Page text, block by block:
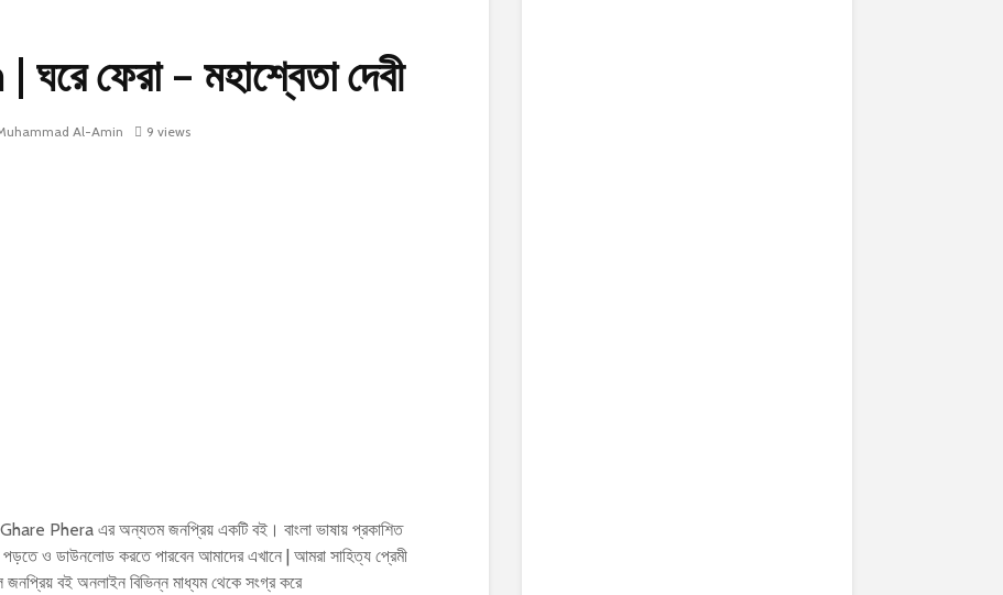
ফেরা – মহাশ্বেতা দেবী
Al-Amin 9 views
Phera এর অন্যতম জনপ্রিয় একটি বই। বাংলা ভাষায় প্রকাশিত
ও ডাউনলোড করতে পারবেন আমাদের এখানে | আমরা সাহিত্য প্রেমী
বই অনলাইন বিভিন্ন মাধ্যম থেকে সংগ্র করে